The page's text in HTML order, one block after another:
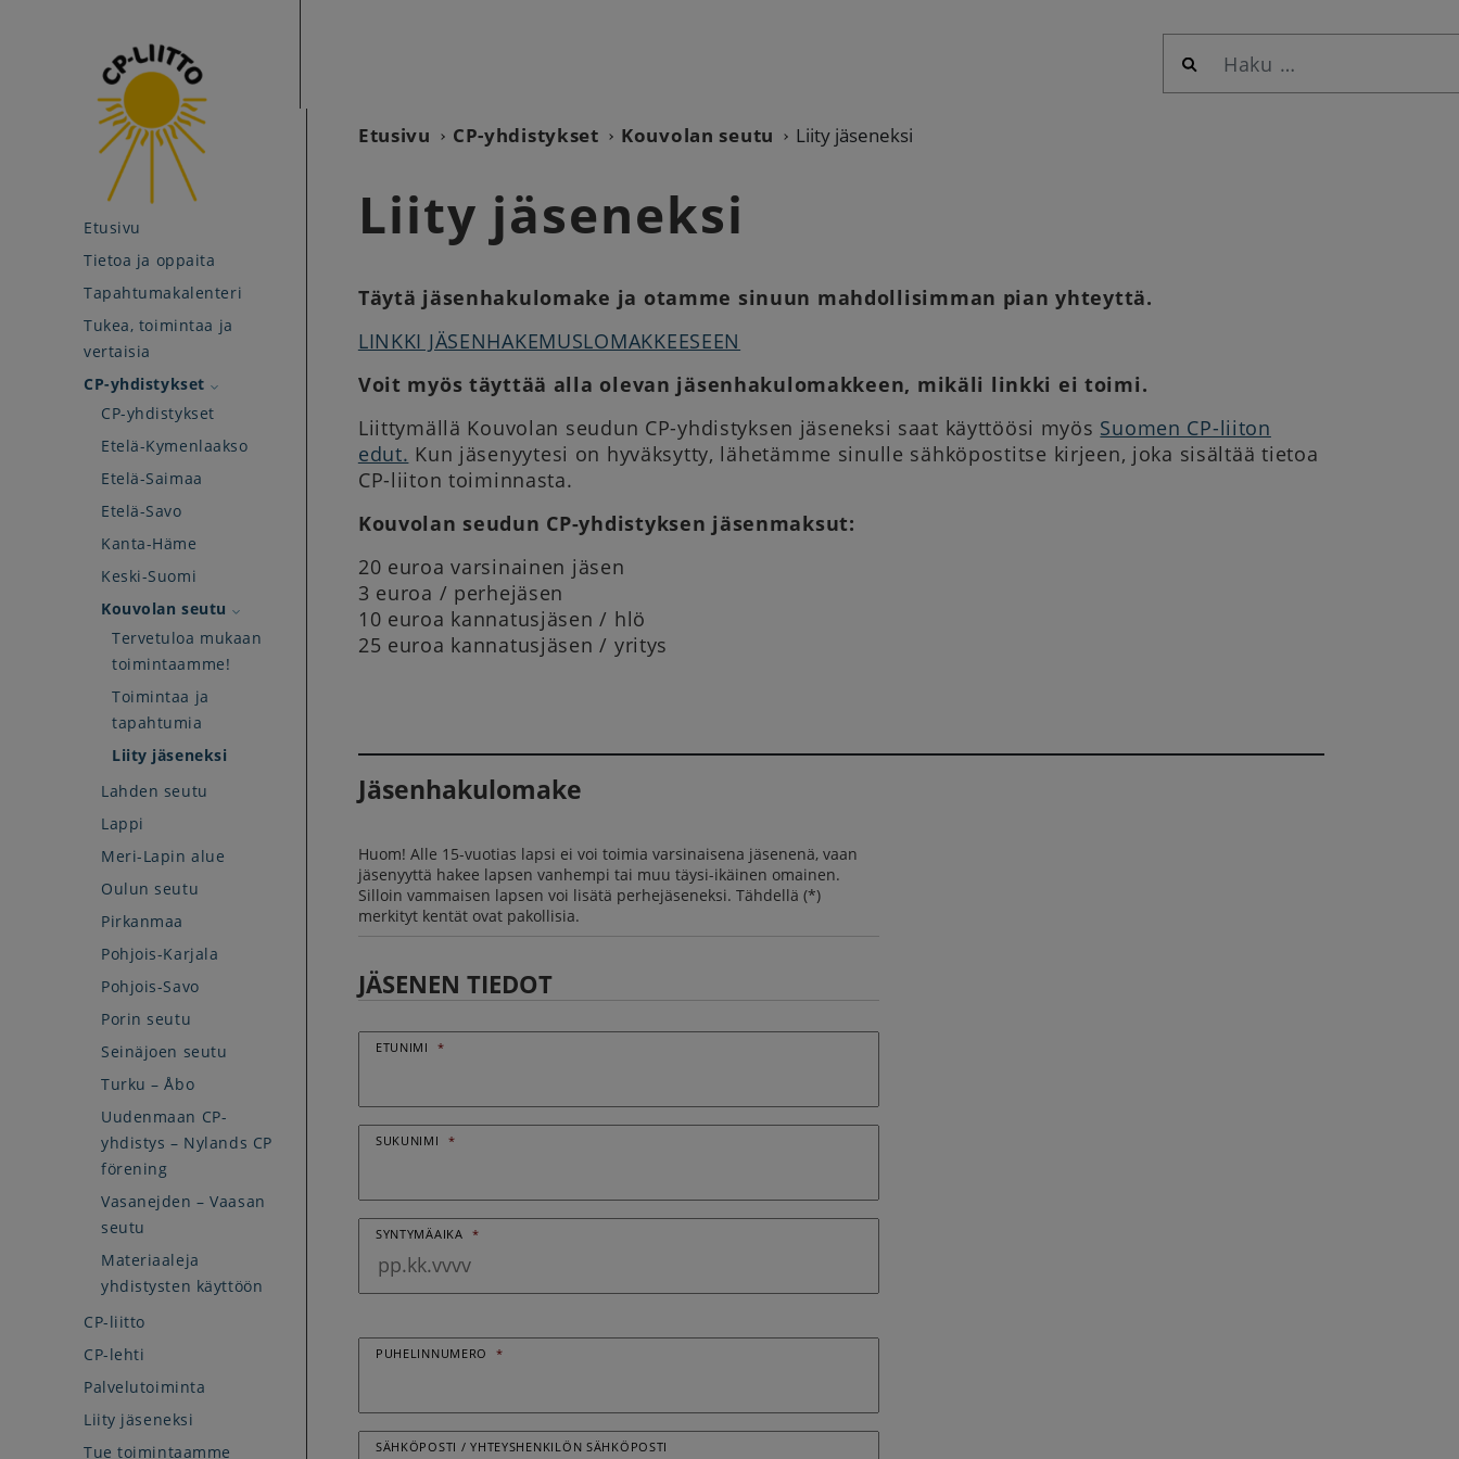
Etusivu
Tietoa ja oppaita
Tapahtumakalenteri
Tukea, toimintaa ja
vertaisia
CP-yhdistykset
CP-yhdistykset
Etelä-Kymenlaakso
Etelä-Saimaa
Etelä-Savo
Kanta-Häme
Keski-Suomi
Kouvolan seutu
Tervetuloa mukaan
toimintaamme!
Toimintaa ja
tapahtumia
Liity jäseneksi
Lahden seutu
Lappi
Meri-Lapin alue
Oulun seutu
Pirkanmaa
Pohjois-Karjala
Pohjois-Savo
Porin seutu
Seinäjoen seutu
Turku – Åbo
Uudenmaan CP-
yhdistys – Nylands CP
förening
Vasanejden – Vaasan
seutu
Materiaaleja
yhdistysten käyttöön
CP-liitto
CP-lehti
Palvelutoiminta
Liity jäseneksi
Tue toimintaamme
Etusivu CP-yhdistykset Kouvolan seutu Liity jäseneksi
Liity jäseneksi
Täytä jäsenhakulomake ja otamme sinuun mahdollisimman pian yhteyttä.
LINKKI JÄSENHAKEMUSLOMAKKEESEEN
Voit myös täyttää alla olevan jäsenhakulomakkeen, mikäli linkki ei toimi.
Liittymällä Kouvolan seudun CP-yhdistyksen jäseneksi saat käyttöösi myös Suomen CP-liiton
edut. Kun jäsenyytesi on hyväksytty, lähetämme sinulle sähköpostitse kirjeen, joka sisältää tietoa
CP-liiton toiminnasta.
Kouvolan seudun CP-yhdistyksen jäsenmaksut:
20 euroa varsinainen jäsen
3 euroa / perhejäsen
10 euroa kannatusjäsen / hlö
25 euroa kannatusjäsen / yritys
Jäsenhakulomake
Huom! Alle 15-vuotias lapsi ei voi toimia varsinaisena jäsenenä, vaan
jäsenyyttä hakee lapsen vanhempi tai muu täysi-ikäinen omainen.
Silloin vammaisen lapsen voi lisätä perhejäseneksi. Tähdellä (*)
merkityt kentät ovat pakollisia.
JÄSENEN TIEDOT
ETUNIMI *
SUKUNIMI *
SYNTYMÄAIKA *
PUHELINNUMERO *
SÄHKÖPOSTI / YHTEYSHENKILÖN SÄHKÖPOSTI